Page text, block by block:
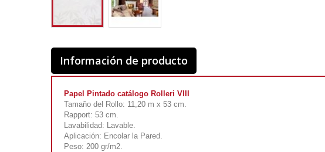
Información de producto
Papel Pintado catálogo Rolleri VIII
Tamaño del Rollo: 11,20 m x 53 cm.
Rapport: 53 cm.
Lavabilidad: Lavable.
Aplicación: Encolar la Pared.
Peso: 200 gr/m2.